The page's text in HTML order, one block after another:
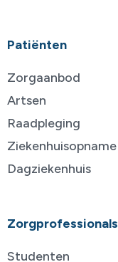
Patiënten
Zorgaanbod
Artsen
Raadpleging
Ziekenhuisopname
Dagziekenhuis
Zorgprofessionals
Studenten